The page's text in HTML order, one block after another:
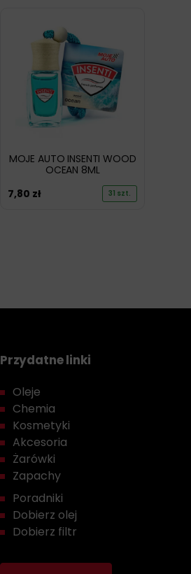
MOJE AUTO INSENTI WOOD
OCEAN 8ML
7,80 zł 31 szt.
Przydatne linki
Oleje
Chemia
Kosmetyki
Akcesoria
Żarówki
Zapachy
Poradniki
Dobierz olej
Dobierz filtr